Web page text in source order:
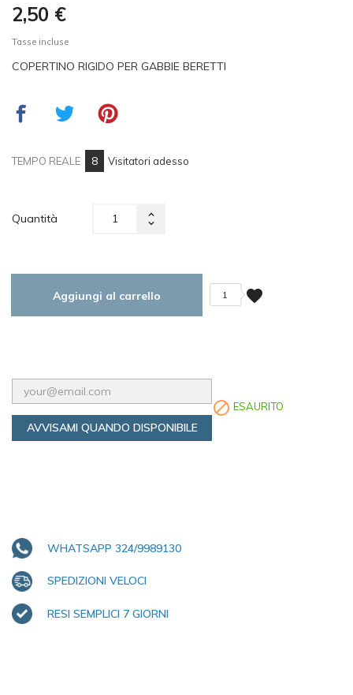
2,50 €
Tasse incluse
COPERTINO RIGIDO PER GABBIE BERETTI
TEMPO REALE 8 Visitatori adesso
Quantità
Aggiungi al carrello favorite
1
AVVISAMI QUANDO DISPONIBILE
 ESAURITO
WHATSAPP 324/9989130
SPEDIZIONI VELOCI
RESI SEMPLICI 7 GIORNI